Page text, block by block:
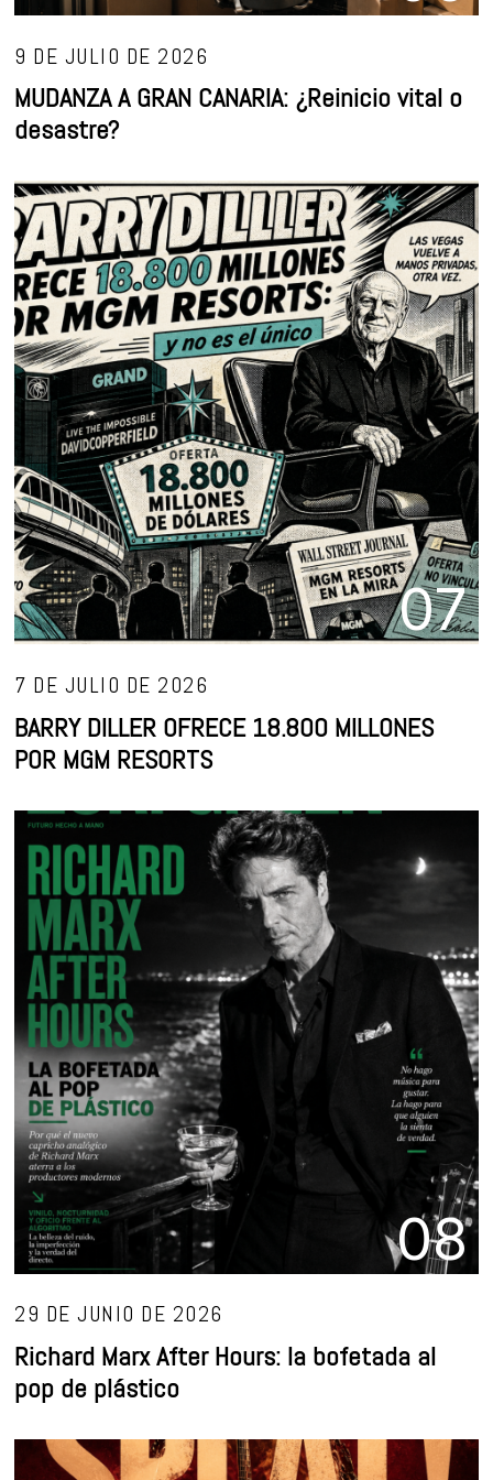
9 DE JULIO DE 2026
MUDANZA A GRAN CANARIA: ¿Reinicio vital o
desastre?
07
7 DE JULIO DE 2026
BARRY DILLER OFRECE 18.800 MILLONES
POR MGM RESORTS
08
29 DE JUNIO DE 2026
Richard Marx After Hours: la bofetada al
pop de plástico